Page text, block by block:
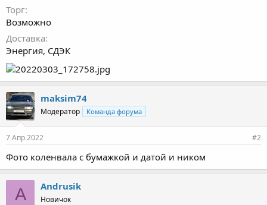
Торг
Возможно
Доставка
Энергия, СДЭК
maksim74
Модератор Команда форума
7 Апр 2022 #2
Фото коленвала с бумажкой и датой и ником
A Andrusik
Новичок